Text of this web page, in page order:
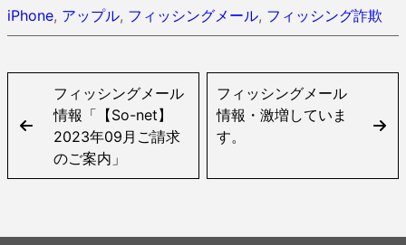
iPhone, アップル, フィッシングメール, フィッシング詐欺
フィッシングメール
情報「【So-net】
2023年09月ご請求
のご案内」
フィッシングメール
情報・激増していま
す。